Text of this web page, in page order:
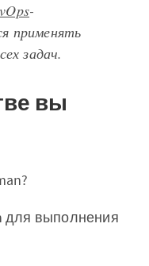
-
применять
задач.
вы
для выполнения